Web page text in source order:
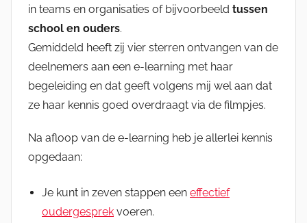
in teams en organisaties of bijvoorbeeld tussen
school en ouders.
Gemiddeld heeft zij vier sterren ontvangen van de
deelnemers aan een e-learning met haar
begeleiding en dat geeft volgens mij wel aan dat
ze haar kennis goed overdraagt via de filmpjes.
Na afloop van de e-learning heb je allerlei kennis
opgedaan:
Je kunt in zeven stappen een effectief
oudergesprek voeren.